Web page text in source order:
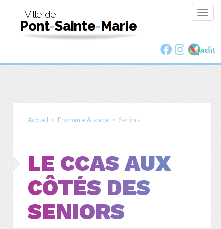
Ville de
Pont-Sainte-Marie
Accueil < Economie & social < Seniors
LE CCAS AUX
CÔTÉS DES
SENIORS